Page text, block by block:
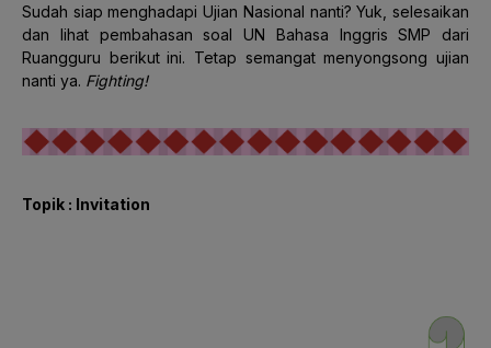
Sudah siap menghadapi Ujian Nasional nanti? Yuk, selesaikan
dan lihat pembahasan soal UN Bahasa Inggris SMP dari
Ruangguru berikut ini. Tetap semangat menyongsong ujian
nanti ya. Fighting!
Topik : Invitation